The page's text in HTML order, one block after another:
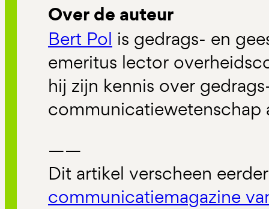
Over de auteur
Bert Pol is gedrags- en
emeritus lector
hij zijn kennis over
communicatiewetenschap
——
Dit artikel verscheen
communicatiemagazine